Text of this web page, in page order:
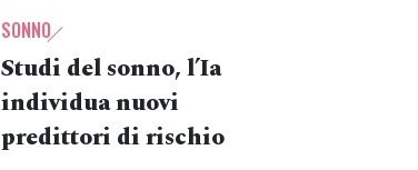
SONNO
Studi del sonno, l’Ia
individua nuovi
predittori di rischio